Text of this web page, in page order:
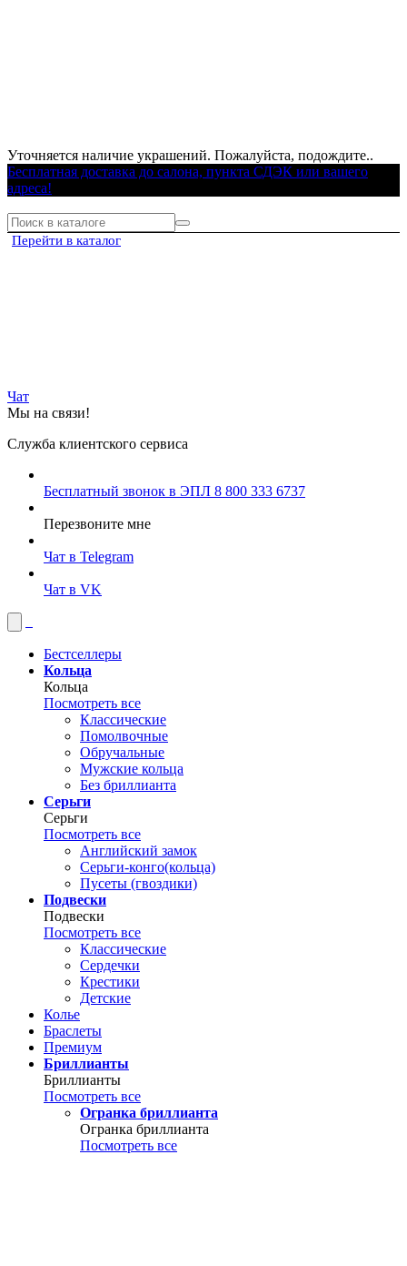
Уточняется наличие украшений. Пожалуйста, подождите..
Бесплатная доставка до салона, пункта СДЭК или вашего
адреса!
Перейти в каталог
Чат
Мы на связи!
Служба клиентского сервиса
Бесплатный звонок в ЭПЛ 8 800 333 6737
Перезвоните мне
Чат в Telegram
Чат в VK
Бестселлеры
Кольца
Кольца
Посмотреть все
Классические
Помолвочные
Обручальные
Мужские кольца
Без бриллианта
Серьги
Серьги
Посмотреть все
Английский замок
Серьги-конго(кольца)
Пусеты (гвоздики)
Подвески
Подвески
Посмотреть все
Классические
Сердечки
Крестики
Детские
Колье
Браслеты
Премиум
Бриллианты
Бриллианты
Посмотреть все
Огранка бриллианта
Огранка бриллианта
Посмотреть все